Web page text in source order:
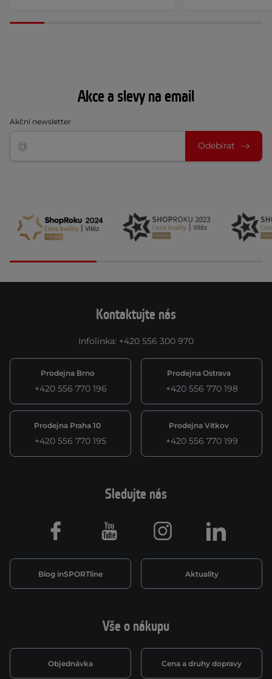
Akce a slevy na email
Akční newsletter
Odebírat
Kontaktujte nás
Infolinka: +420 556 300 970
Prodejna Brno
+420 556 770 196
Prodejna Ostrava
+420 556 770 198
Prodejna Praha 10
+420 556 770 195
Prodejna Vítkov
+420 556 770 199
Vše o nákupu
Objednávka Cena a druhy dopravy
Sledujte nás
Blog inSPORTline Aktuality
Facebook Youtube Instagram LinkedIn